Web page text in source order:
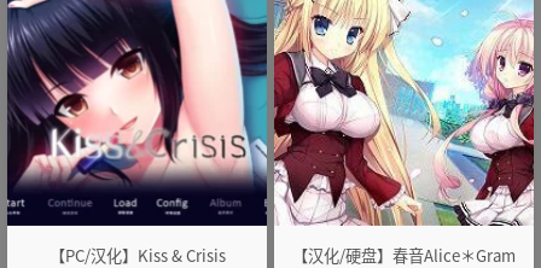
【PC/汉化】Kiss & Crisis 【汉化/硬盘】春音Alice＊Gram